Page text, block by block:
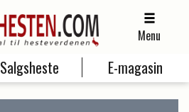
Menu
Salgsheste E-magasin